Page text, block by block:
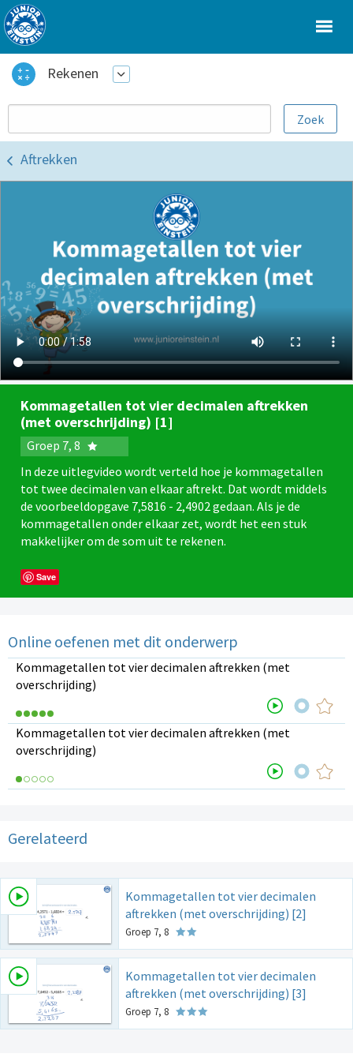
Rekenen
Aftrekken
Kommagetallen tot vier decimalen aftrekken
(met overschrijding) [1]
Groep 7, 8
In deze uitlegvideo wordt verteld hoe je kommagetallen
tot twee decimalen van elkaar aftrekt. Dat wordt middels
de voorbeeldopgave 7,5816 - 2,4902 gedaan. Als je de
kommagetallen onder elkaar zet, wordt het een stuk
makkelijker om de som uit te rekenen.
Save
Online oefenen met dit onderwerp
Kommagetallen tot vier decimalen aftrekken (met
overschrijding)
Kommagetallen tot vier decimalen aftrekken (met
overschrijding)
Gerelateerd
Kommagetallen tot vier decimalen
aftrekken (met overschrijding) [2]
Groep 7, 8
Kommagetallen tot vier decimalen
aftrekken (met overschrijding) [3]
Groep 7, 8